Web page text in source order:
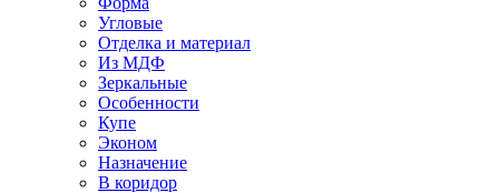
Угловые
Отделка и материал
Из МДФ
Зеркальные
Особенности
Купе
Эконом
Назначение
В коридор